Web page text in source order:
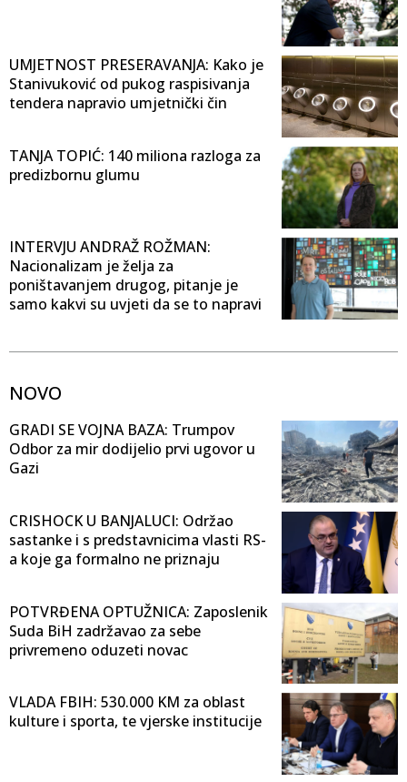
UMJETNOST PRESERAVANJA: Kako je
Stanivuković od pukog raspisivanja
tendera napravio umjetnički čin
TANJA TOPIĆ: 140 miliona razloga za
predizbornu glumu
INTERVJU ANDRAŽ ROŽMAN:
Nacionalizam je želja za
poništavanjem drugog, pitanje je
samo kakvi su uvjeti da se to napravi
NOVO
GRADI SE VOJNA BAZA: Trumpov
Odbor za mir dodijelio prvi ugovor u
Gazi
CRISHOCK U BANJALUCI: Održao
sastanke i s predstavnicima vlasti RS-
a koje ga formalno ne priznaju
POTVRĐENA OPTUŽNICA: Zaposlenik
Suda BiH zadržavao za sebe
privremeno oduzeti novac
VLADA FBIH: 530.000 KM za oblast
kulture i sporta, te vjerske institucije